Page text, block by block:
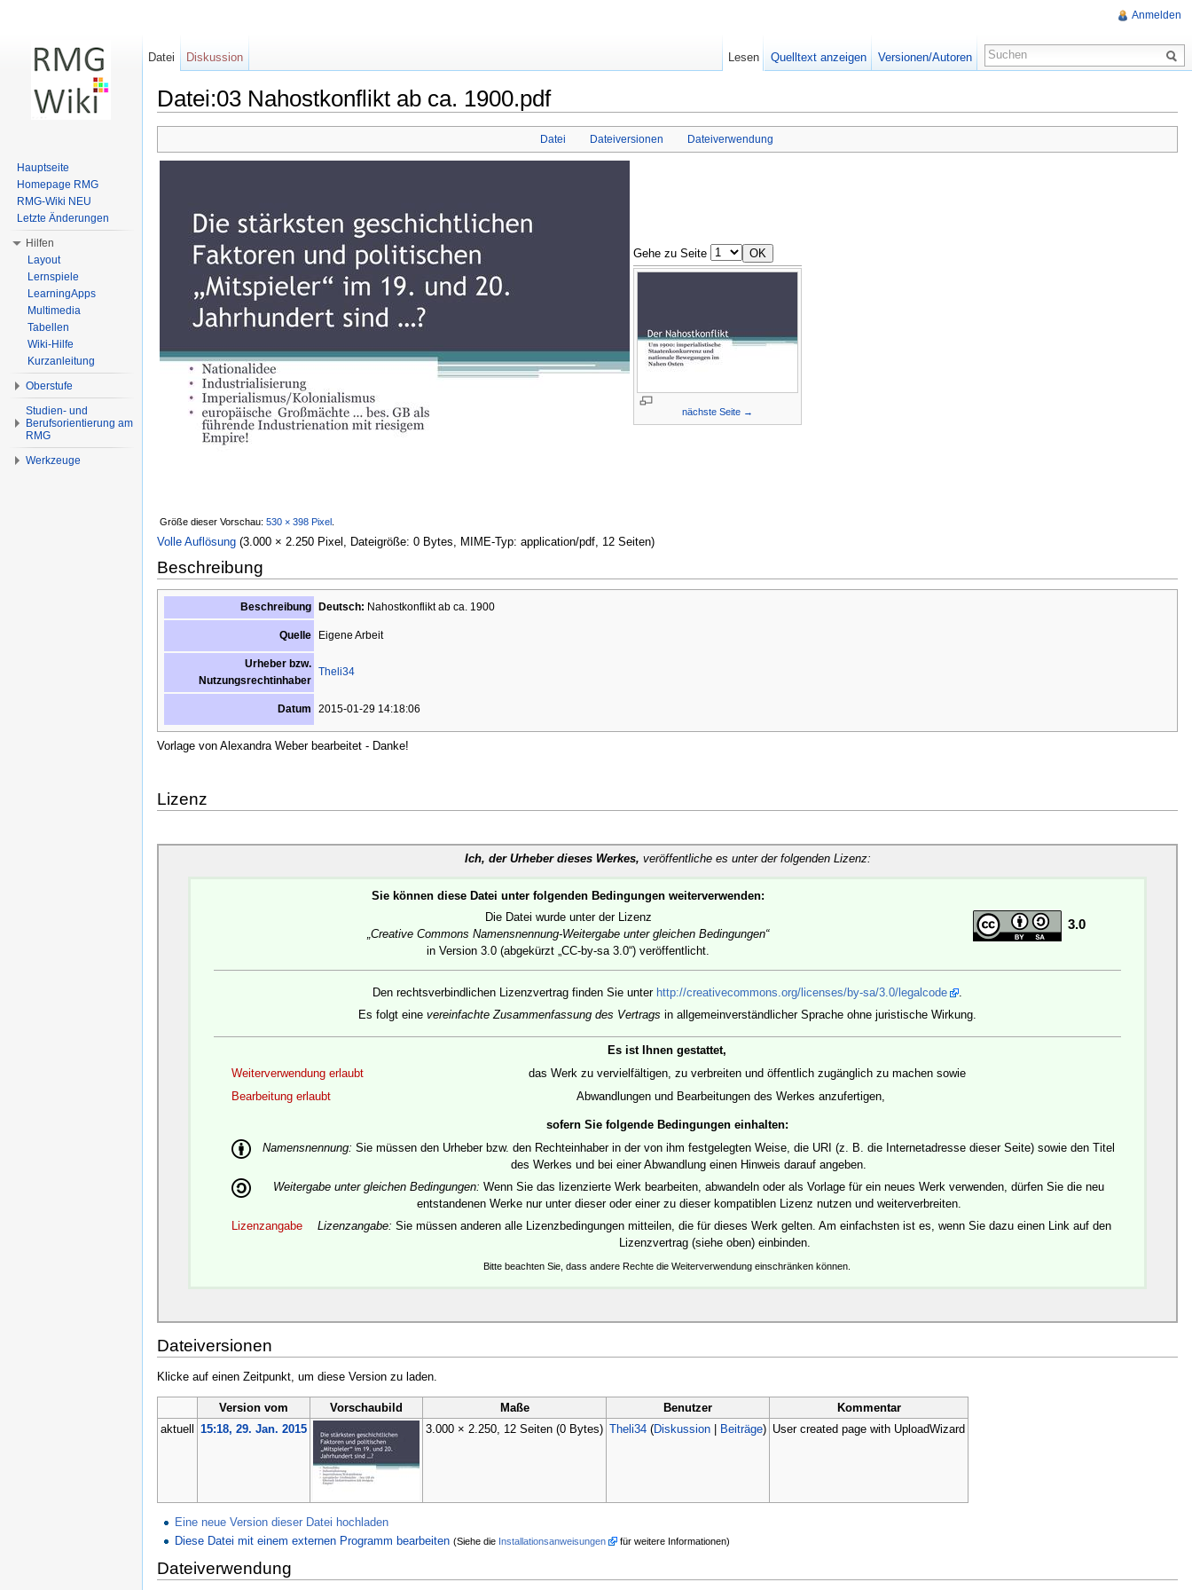
Datei:03 Nahostkonflikt ab ca. 1900.pdf
Datei Dateiversionen Dateiverwendung
Größe dieser Vorschau: 530 × 398 Pixel
Gehe zu Seite
nächste Seite →
Volle Auflösung (3.000 × 2.250 Pixel, Dateigröße: 0 Bytes, MIME-Typ: application/pdf, 12 Seiten)
Beschreibung
Beschreibung Deutsch: Nahostkonflikt ab ca. 1900
Quelle Eigene Arbeit
Urheber bzw.
Nutzungsrechtinhaber
Theli34
Datum 2015-01-29 14:18:06
Vorlage von Alexandra Weber bearbeitet - Danke!
Lizenz
Ich, der Urheber dieses Werkes, veröffentliche es unter der folgenden Lizenz:
Sie können diese Datei unter folgenden Bedingungen weiterverwenden:
Die Datei wurde unter der Lizenz
„Creative Commons Namensnennung-Weitergabe unter gleichen Bedingungen“
in Version 3.0 (abgekürzt „CC-by-sa 3.0“) veröffentlicht.
3.0
Den rechtsverbindlichen Lizenzvertrag finden Sie unter http://creativecommons.org/licenses/by-sa/3.0/legalcode
.
Es folgt eine vereinfachte Zusammenfassung des Vertrags in allgemeinverständlicher Sprache ohne juristische Wirkung.
Es ist Ihnen gestattet,
Weiterverwendung erlaubt
das Werk zu vervielfältigen, zu verbreiten und öffentlich zugänglich zu machen sowie
Bearbeitung erlaubt
Abwandlungen und Bearbeitungen des Werkes anzufertigen,
sofern Sie folgende Bedingungen einhalten:
Namensnennung: Sie müssen den Urheber bzw. den Rechteinhaber in der von ihm festgelegten Weise, die URI (z. B. die Internetadresse dieser Seite) sowie den Titel
des Werkes und bei einer Abwandlung einen Hinweis darauf angeben.
Weitergabe unter gleichen Bedingungen: Wenn Sie das lizenzierte Werk bearbeiten, abwandeln oder als Vorlage für ein neues Werk verwenden, dürfen Sie die neu
entstandenen Werke nur unter dieser oder einer zu dieser kompatiblen Lizenz nutzen und weiterverbreiten.
Lizenzangabe
Lizenzangabe: Sie müssen anderen alle Lizenzbedingungen mitteilen, die für dieses Werk gelten. Am einfachsten ist es, wenn Sie dazu einen Link auf den
Lizenzvertrag (siehe oben) einbinden.
Bitte beachten Sie, dass andere Rechte die Weiterverwendung einschränken können.
Dateiversionen
Klicke auf einen Zeitpunkt, um diese Version zu laden.
Version vom Vorschaubild Maße Benutzer
Kommentar
aktuell 15:18, 29. Jan. 2015 3.000 × 2.250, 12 Seiten (0 Bytes) Theli34 (Diskussion| Beiträge) User created page with UploadWizard
Eine neue Version dieser Datei hochladen
Diese Datei mit einem externen Programm bearbeiten (Siehe die Installationsanweisungen für weitere Informationen)
Dateiverwendung
Anmelden
Datei Diskussion Lesen Quelltext anzeigen Versionen/Autoren
Hauptseite
Homepage RMG
RMG-Wiki NEU
Letzte Änderungen
Hilfen
Layout
Lernspiele
LearningApps
Multimedia
Tabellen
Wiki-Hilfe
Kurzanleitung
Oberstufe
Studien- und
Berufsorientierung am
RMG
Werkzeuge